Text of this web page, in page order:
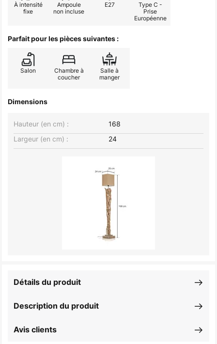
À intensité
fixe
Ampoule
non incluse
E27
Type C -
Prise
Européenne
Parfait pour les pièces suivantes :
Salon
Chambre à
coucher
Salle à
manger
Dimensions
Largeur (en cm) : 24
Hauteur (en cm) : 168
Description du produit
Détails du produit
Avis clients